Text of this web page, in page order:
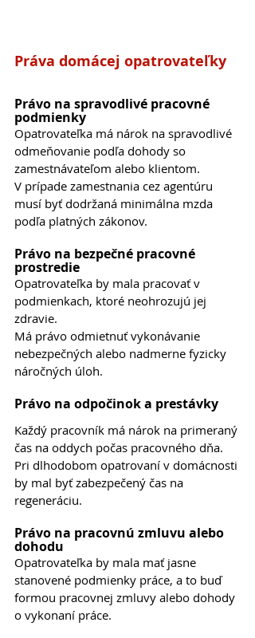
Práva domácej opatrovateľky
Právo na spravodlivé pracovné
podmienky
Opatrovateľka má nárok na spravodlivé
odmeňovanie podľa dohody so
zamestnávateľom alebo klientom.
V prípade zamestnania cez agentúru
musí byť dodržaná minimálna mzda
podľa platných zákonov.
Právo na bezpečné pracovné
prostredie
Opatrovateľka by mala pracovať v
podmienkach, ktoré neohrozujú jej
zdravie.
Má právo odmietnuť vykonávanie
nebezpečných alebo nadmerne fyzicky
náročných úloh.
Právo na odpočinok a prestávky
Každý pracovník má nárok na primeraný
čas na oddych počas pracovného dňa.
Pri dlhodobom opatrovaní v domácnosti
by mal byť zabezpečený čas na
regeneráciu.
Právo na pracovnú zmluvu alebo
dohodu
Opatrovateľka by mala mať jasne
stanovené podmienky práce, a to buď
formou pracovnej zmluvy alebo dohody
o vykonaní práce.